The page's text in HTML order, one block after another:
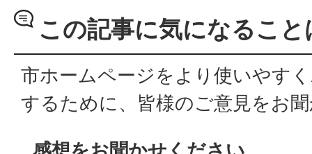
この記事に気になるこ
市ホームページをより使いやす
するために、皆様のご意見をお